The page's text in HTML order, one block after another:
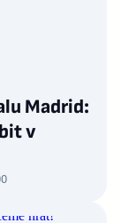
Madrid:
v